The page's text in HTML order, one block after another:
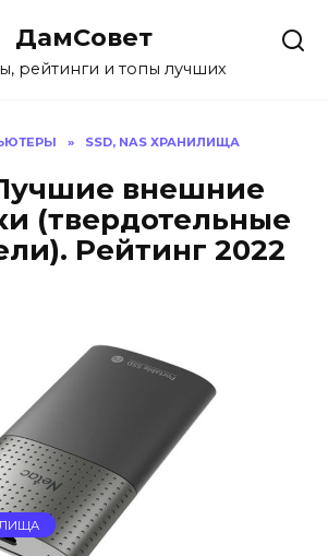
ДамСовет
рейтинги и топы лучших
» SSD, NAS ХРАНИЛИЩА
внешние
(твердотельные
Рейтинг 2022